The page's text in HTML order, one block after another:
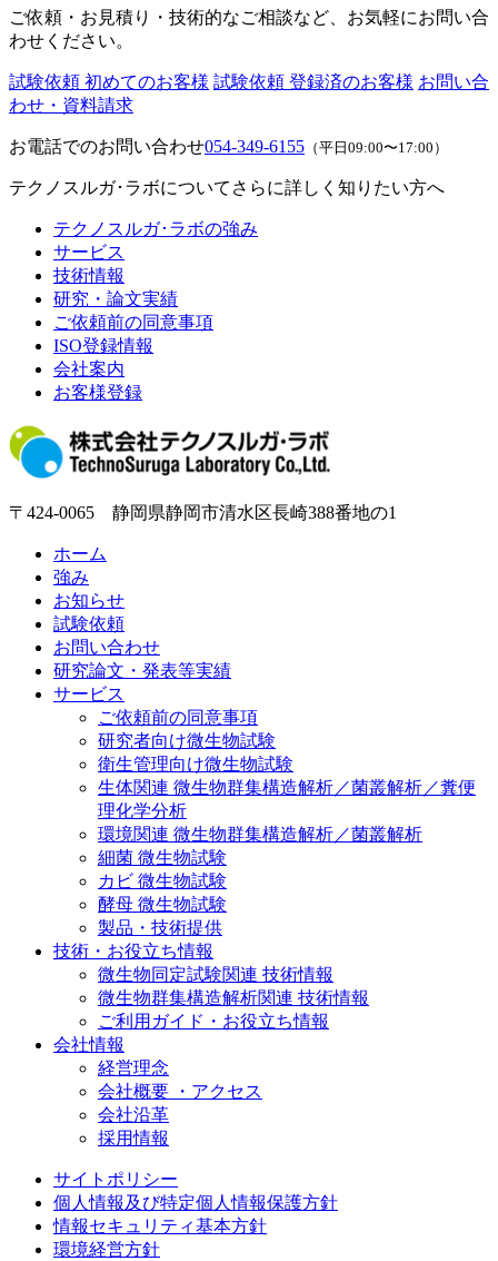
ご依頼・お見積り・技術的なご相談など、お気軽にお問い合
わせください。
試験依頼 初めてのお客様 試験依頼 登録済のお客様 お問い合
わせ・資料請求
お電話でのお問い合わせ054-349-6155 （平日09:00〜17:00）
テクノスルガ･ラボについてさらに詳しく知りたい方へ
テクノスルガ･ラボの強み
サービス
技術情報
研究・論文実績
ご依頼前の同意事項
ISO登録情報
会社案内
お客様登録
〒424-0065 静岡県静岡市清水区長崎388番地の1
ホーム
強み
お知らせ
試験依頼
お問い合わせ
研究論文・発表等実績
サービス
ご依頼前の同意事項
研究者向け微生物試験
衛生管理向け微生物試験
生体関連 微生物群集構造解析／菌叢解析／糞便
理化学分析
環境関連 微生物群集構造解析／菌叢解析
細菌 微生物試験
カビ 微生物試験
酵母 微生物試験
製品・技術提供
技術・お役立ち情報
微生物同定試験関連 技術情報
微生物群集構造解析関連 技術情報
ご利用ガイド・お役立ち情報
会社情報
経営理念
会社概要 ・アクセス
会社沿革
採用情報
サイトポリシー
個人情報及び特定個人情報保護方針
情報セキュリティ基本方針
環境経営方針